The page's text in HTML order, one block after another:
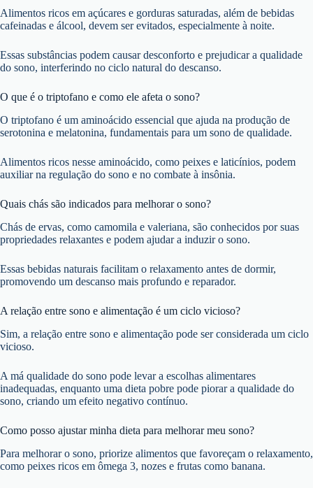
Alimentos ricos em açúcares e gorduras saturadas, além de bebidas
cafeinadas e álcool, devem ser evitados, especialmente à noite.
Essas substâncias podem causar desconforto e prejudicar a qualidade
do sono, interferindo no ciclo natural do descanso.
O que é o triptofano e como ele afeta o sono?
O triptofano é um aminoácido essencial que ajuda na produção de
serotonina e melatonina, fundamentais para um sono de qualidade.
Alimentos ricos nesse aminoácido, como peixes e laticínios, podem
auxiliar na regulação do sono e no combate à insônia.
Quais chás são indicados para melhorar o sono?
Chás de ervas, como camomila e valeriana, são conhecidos por suas
propriedades relaxantes e podem ajudar a induzir o sono.
Essas bebidas naturais facilitam o relaxamento antes de dormir,
promovendo um descanso mais profundo e reparador.
A relação entre sono e alimentação é um ciclo vicioso?
Sim, a relação entre sono e alimentação pode ser considerada um ciclo
vicioso.
A má qualidade do sono pode levar a escolhas alimentares
inadequadas, enquanto uma dieta pobre pode piorar a qualidade do
sono, criando um efeito negativo contínuo.
Como posso ajustar minha dieta para melhorar meu sono?
Para melhorar o sono, priorize alimentos que favoreçam o relaxamento,
como peixes ricos em ômega 3, nozes e frutas como banana.